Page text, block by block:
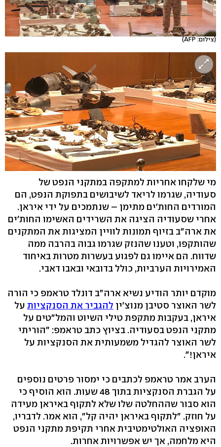
(צילום: AFP)
מי שלקחו אחריות למתקפה במתקני הנפט של
סעודיה, שגרמו לריאד לשיבושים בתפוקת הנפט, הם
המורדים החות'ים מתימן – שנתמכים על ידי איראן.
אחרי שסעודיה הציגה את השרידים האשימו החות'ים
את ארה"ב בזיוף תמונות לוויין המציגות את המתקנים
שהותקפו, וטענו שהנזק שגרמו גבוה בהרבה ממה
שדווח. הם איימו גם לפגוע בעשרות מטרות באיחוד
האמירויות הערביות, כולל בדובאי ובאבו דאבי.
מוקדם יותר הודיע נשיא ארה"ב דונלד טראמפ כי הורה
לשר האוצר סטיבן מנוצ'ין להגביר את הסנקציות על
איראן, בעקבות מתקפת טילי השיוט והמל"טים על
מתקני הנפט בסעודיה. בציוץ כתב טראמפ: "הוריתי
לשר האוצר להגדיל משמעותית את הסנקציות על
איראן!".
הערב אמר טראמפ לכתבים כי ימסור פרטים נוספים
על הגברת הסנקציות בתוך 48 שעות. הוא הוסיף כי
הוא סבור שההחלטה שלו שלא לתקוף באיראן מעידה
על חוזק. "לתקוף באיראן יהיה קל", הוא אמר. לדבריו,
האופציה האולטימטיבית אחרי תקיפת מתקני הנפט
היא מלחמה, אך יש אפשרויות אחרות.